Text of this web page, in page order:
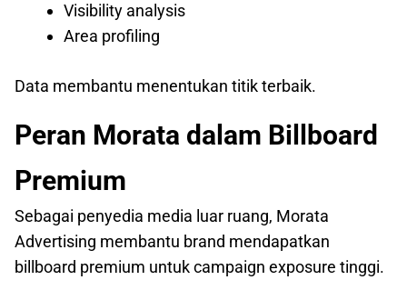
Visibility analysis
Area profiling
Data membantu menentukan titik terbaik.
Peran Morata dalam Billboard
Premium
Sebagai penyedia media luar ruang, Morata
Advertising membantu brand mendapatkan
billboard premium untuk campaign exposure tinggi.